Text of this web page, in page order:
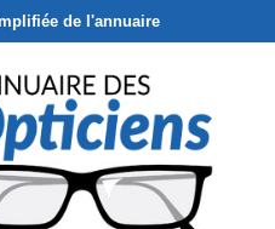
de l'annuaire